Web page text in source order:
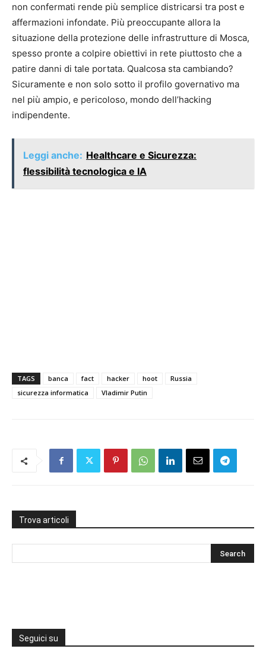
non confermati rende più semplice districarsi tra post e
affermazioni infondate. Più preoccupante allora la
situazione della protezione delle infrastrutture di Mosca,
spesso pronte a colpire obiettivi in rete piuttosto che a
patire danni di tale portata. Qualcosa sta cambiando?
Sicuramente e non solo sotto il profilo governativo ma
nel più ampio, e pericoloso, mondo dell’hacking
indipendente.
Leggi anche: Healthcare e Sicurezza:
flessibilità tecnologica e IA
TAGS banca fact hacker hoot
Russia
sicurezza informatica
Vladimir Putin
Trova articoli
Seguici su